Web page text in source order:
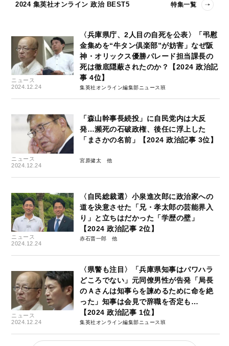
2024 集英社オンライン 政治 BEST5 特集一覧
ニュース
2024.12.24
〈兵庫県庁、2人目の自死を公表〉「弔慰
金集めを“牛タン倶楽部”が妨害」なぜ阪
神・オリックス優勝パレード担当課長の
死は徹底隠蔽されたのか？【2024 政治記
事 4位】
集英社オンライン編集部ニュース班
ニュース
2024.12.24
「森山幹事長続投」に自民党内は大反
発…瀕死の石破政権、後任に浮上した
「まさかの名前」【2024 政治記事 3位】
宮原健太
ニュース
2024.12.24
〈自民総裁選〉小泉進次郎に政治家への
道を決意させた「兄・孝太郎の芸能界入
り」と立ちはだかった「学歴の壁」
【2024 政治記事 2位】
赤石晋一郎
ニュース
2024.12.24
〈県警も注目〉「兵庫県知事はパワハラ
どころでない」元同僚男性が告発「局長
のＡさんは知事らを諫めるために命を絶
った」知事は会見で辞職を否定も…
【2024 政治記事 1位】
集英社オンライン編集部ニュース班